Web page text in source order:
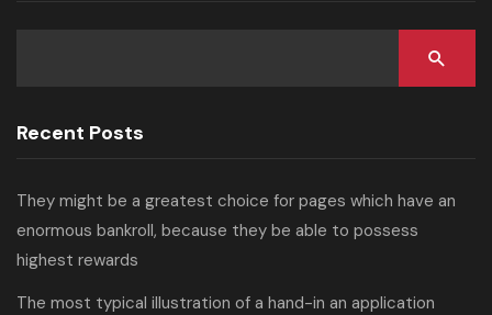
Recent Posts
They might be a greatest choice for pages which have an
enormous bankroll, because they be able to possess
highest rewards
The most typical illustration of a hand-in an application